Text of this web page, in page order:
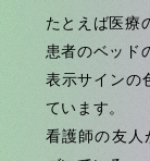
たとえば医療
患者のベッド
表示サインの
ています。
看護師の友人